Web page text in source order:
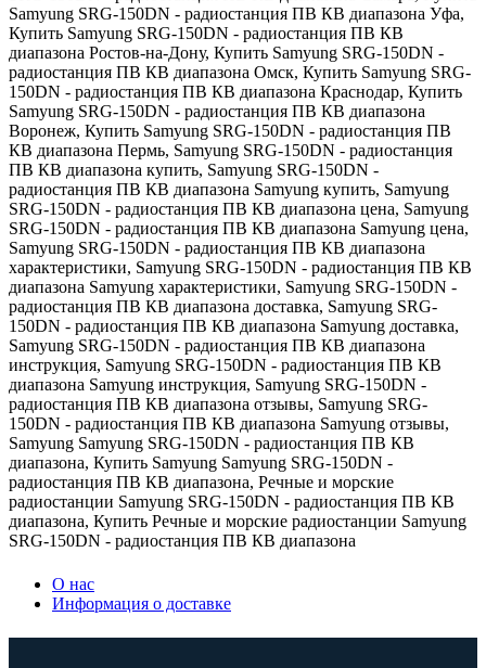
Samyung SRG-150DN - радиостанция ПВ КВ диапазона Уфа,
Купить Samyung SRG-150DN - радиостанция ПВ КВ
диапазона Ростов-на-Дону, Купить Samyung SRG-150DN -
радиостанция ПВ КВ диапазона Омск, Купить Samyung SRG-
150DN - радиостанция ПВ КВ диапазона Краснодар, Купить
Samyung SRG-150DN - радиостанция ПВ КВ диапазона
Воронеж, Купить Samyung SRG-150DN - радиостанция ПВ
КВ диапазона Пермь, Samyung SRG-150DN - радиостанция
ПВ КВ диапазона купить, Samyung SRG-150DN -
радиостанция ПВ КВ диапазона Samyung купить, Samyung
SRG-150DN - радиостанция ПВ КВ диапазона цена, Samyung
SRG-150DN - радиостанция ПВ КВ диапазона Samyung цена,
Samyung SRG-150DN - радиостанция ПВ КВ диапазона
характеристики, Samyung SRG-150DN - радиостанция ПВ КВ
диапазона Samyung характеристики, Samyung SRG-150DN -
радиостанция ПВ КВ диапазона доставка, Samyung SRG-
150DN - радиостанция ПВ КВ диапазона Samyung доставка,
Samyung SRG-150DN - радиостанция ПВ КВ диапазона
инструкция, Samyung SRG-150DN - радиостанция ПВ КВ
диапазона Samyung инструкция, Samyung SRG-150DN -
радиостанция ПВ КВ диапазона отзывы, Samyung SRG-
150DN - радиостанция ПВ КВ диапазона Samyung отзывы,
Samyung Samyung SRG-150DN - радиостанция ПВ КВ
диапазона, Купить Samyung Samyung SRG-150DN -
радиостанция ПВ КВ диапазона, Речные и морские
радиостанции Samyung SRG-150DN - радиостанция ПВ КВ
диапазона, Купить Речные и морские радиостанции Samyung
SRG-150DN - радиостанция ПВ КВ диапазона
О нас
Информация о доставке